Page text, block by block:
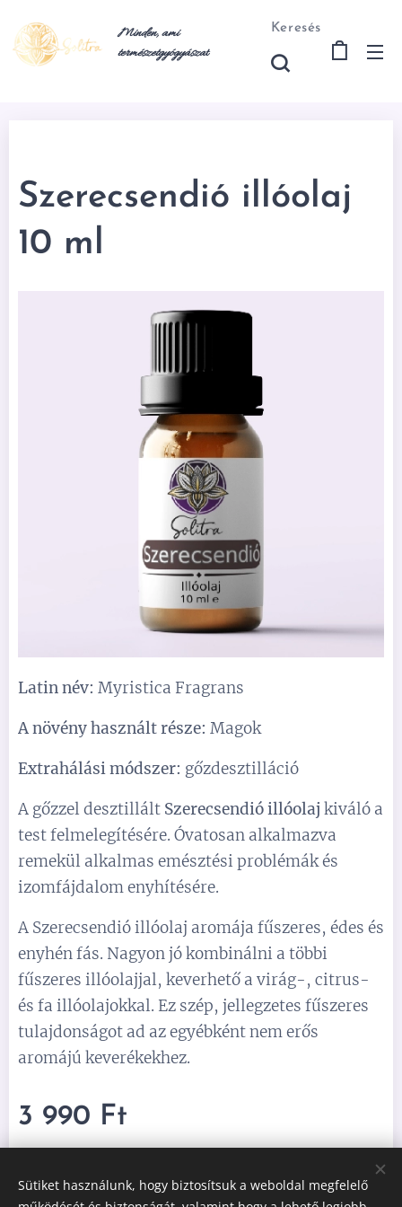
Minden, ami
természetgyógyászat
Keresés
Szerecsendió illóolaj
10 ml
Latin név: Myristica Fragrans
A növény használt része: Magok
Extrahálási módszer: gőzdesztilláció
A gőzzel desztillált Szerecsendió illóolaj kiváló a
test felmelegítésére. Óvatosan alkalmazva
remekül alkalmas emésztési problémák és
izomfájdalom enyhítésére.
A Szerecsendió illóolaj aromája fűszeres, édes és
enyhén fás. Nagyon jó kombinálni a többi
fűszeres illóolajjal, keverhető a virág-, citrus-
és fa illóolajokkal. Ez szép, jellegzetes fűszeres
tulajdonságot ad az egyébként nem erős
aromájú keverékekhez.
3 990 Ft
Sütiket használunk, hogy biztosítsuk a weboldal megfelelő